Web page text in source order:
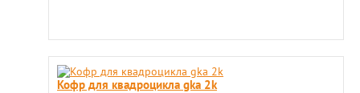
Кофр для квадроцикла gka 2k